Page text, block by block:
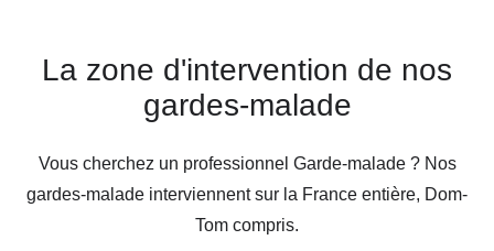
La zone d'intervention de nos
gardes-malade
Vous cherchez un professionnel Garde-malade ? Nos
gardes-malade interviennent sur la France entière, Dom-
Tom compris.